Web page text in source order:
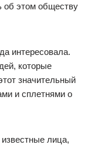
об этом обществу
интересовала.
которые
значительный
и сплетнями о
лица,